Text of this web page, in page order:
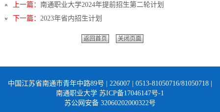
上一篇： 南通职业大学2024年提前招生第二轮计划
下一篇： 2023年省内招生计划
返回首页 关闭页面
中国江苏省南通市青年中路89号 | 226007 | 0513-81050716/81050718 |
南通职业大学 苏ICP备17046147号-1
苏公网安备 32060202000322号